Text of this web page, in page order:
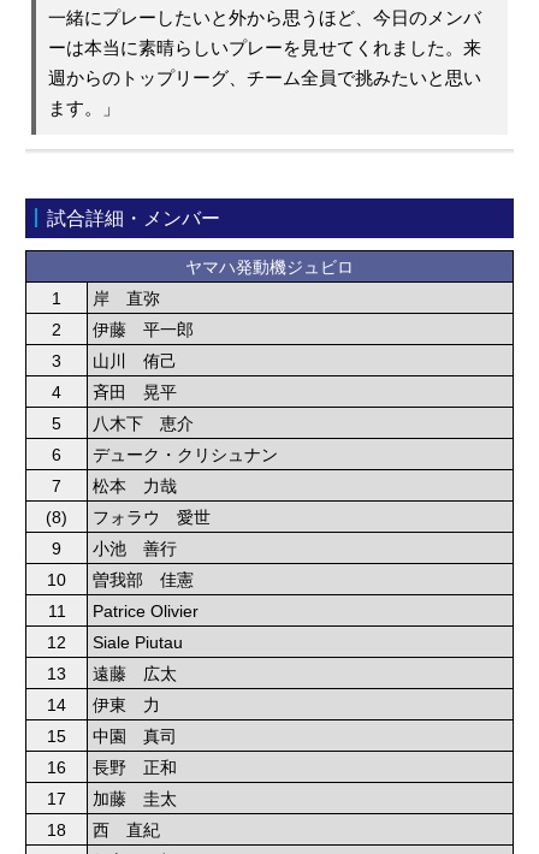
一緒にプレーしたいと外から思うほど、今日のメンバ
ーは本当に素晴らしいプレーを見せてくれました。来
週からのトップリーグ、チーム全員で挑みたいと思い
ます。」
試合詳細・メンバー
ヤマハ発動機ジュビロ
1
岸 直弥
2
伊藤 平一郎
3
山川 侑己
4
斉田 晃平
5
八木下 恵介
6
デューク・クリシュナン
7
松本 力哉
(8)
フォラウ 愛世
9
小池 善行
10
曽我部 佳憲
11
Patrice Olivier
12
Siale Piutau
13
遠藤 広太
14
伊東 力
15
中園 真司
16
長野 正和
17
加藤 圭太
18
西 直紀